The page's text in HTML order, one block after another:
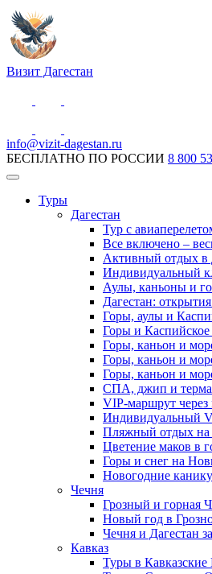
Визит Дагестан
info@vizit-dagestan.ru
БЕСПЛАТНО ПО РОССИИ 8 800
Туры
Дагестан
Тур с
Все включено –
Активный отдых в
Индивидуальный
Аулы, каньоны и
Дагестан:
Горы, аулы и
Горы и
Горы, каньон и
Горы, каньон и
Горы, каньон и
СПА, джип и
VIP-маршрут через
Индивидуальный
Пляжный отдых на
Цветение маков в
Горы и снег на
Новогодние
Чечня
Грозный и горная
Новый год в
Чечня и Дагестан
Кавказ
Туры в